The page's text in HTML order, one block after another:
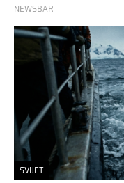
NEWSBAR
SVIJET